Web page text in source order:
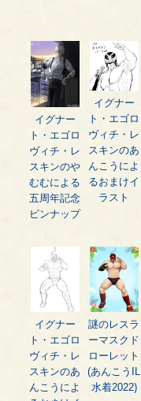
イグナー
ト・エゴロ
ヴィチ・レ
スキンのや
むむによる
五周年記念
ピンナップ
イグナー
ト・エゴロ
ヴィチ・レ
スキンのあ
んこうによ
るおまけイ
ラスト
イグナー
ト・エゴロ
ヴィチ・レ
スキンのあ
んこうによ
謎のレスラ
ーマスクド
ローレット
(あんこうIL
水着2022)